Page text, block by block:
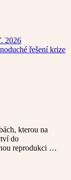
2026
kterou na
do
reprodukci …